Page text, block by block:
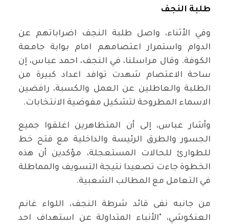
طلبة النجف
وفي الأثناء، واصل طلبة النجف اضراباتهم عن
الدوام واستمرار اعتصامهم امام بوابة جامعة
الكوفة. وقال مراسلنا، في النجف، احمد عباس، إن
ساحة الاعتصام شهدت ‏توافد ‏اعداد كبيرة من
الطلبة والعاطلين عن العمل والكسبة، رافضين
الاسماء المطروحة لتشكيل مفوضية الانتخابات. ‏
وأشار عباس، إلى أن المتظاهرين اغلقوا جميع
الجسور والطرق الرئيسة ‏والداخلية ‏مع ‏فتح خط
للطوارئ للحالات المستعجلة، مؤكدين أن هذه
الخطوة جاءت تصعيدا ‏نتيجة التسويف والمماطلة
في التعامل مع المطالب الشعبية.‏
من جانبه نفى قائد شرطة النجف، اللواء غانم
العنكوشي، "الأنباء المتداولة عن استهداف احد